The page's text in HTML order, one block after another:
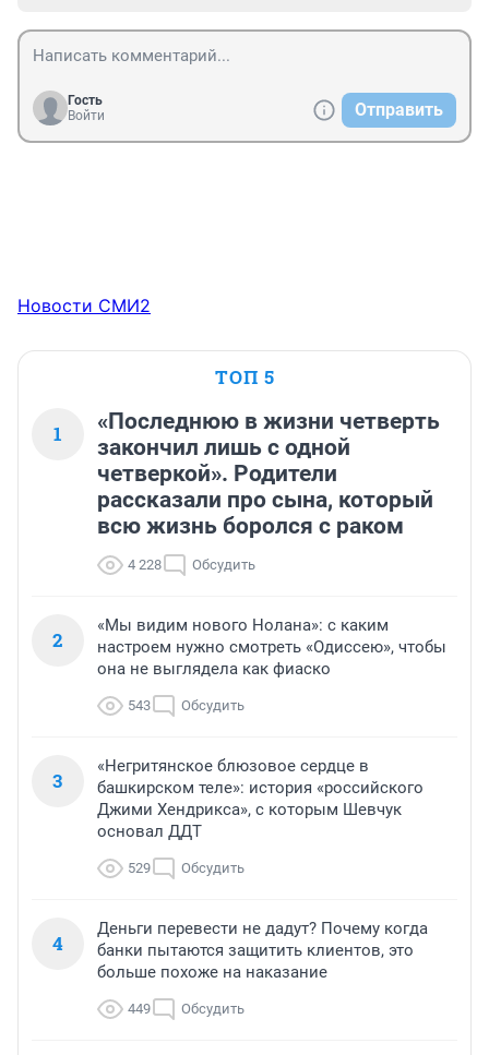
Гость
Войти
Отправить
Новости СМИ2
ТОП 5
1
«Последнюю в жизни четверть
закончил лишь с одной
четверкой». Родители
рассказали про сына, который
всю жизнь боролся с раком
4 228 Обсудить
2
«Мы видим нового Нолана»: с каким
настроем нужно смотреть «Одиссею», чтобы
она не выглядела как фиаско
543 Обсудить
3
«Негритянское блюзовое сердце в
башкирском теле»: история «российского
Джими Хендрикса», с которым Шевчук
основал ДДТ
529 Обсудить
4
Деньги перевести не дадут? Почему когда
банки пытаются защитить клиентов, это
больше похоже на наказание
449 Обсудить